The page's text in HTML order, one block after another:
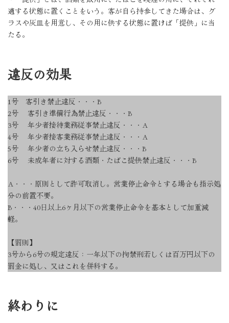
適する状態に置くことをいう。客が自ら持参してきた場合は、グ
ラスや灰皿を用意し、その用に供する状態に置けば「提供」に当
たる。
違反の効果
1号 客引き禁止違反・・・B
2号 客引き準備行為禁止違反・・・B
3号 年少者接待業務従事禁止違反・・・A
4号 年少者接客業務従事禁止違反・・・A
5号 年少者の立ち入らせ禁止違反・・・B
6号 未成年者に対する酒類・たばこ提供禁止違反・・・B
A・・・原則として許可取消し。営業停止命令とする場合も指示処
分の前置不要。
B・・・40日以上6ヶ月以下の営業停止命令を基本として加重減
軽。
【罰則】
3号から6号の規定違反：一年以下の拘禁刑若しくは百万円以下の
罰金に処し、又はこれを併科する。
終わりに